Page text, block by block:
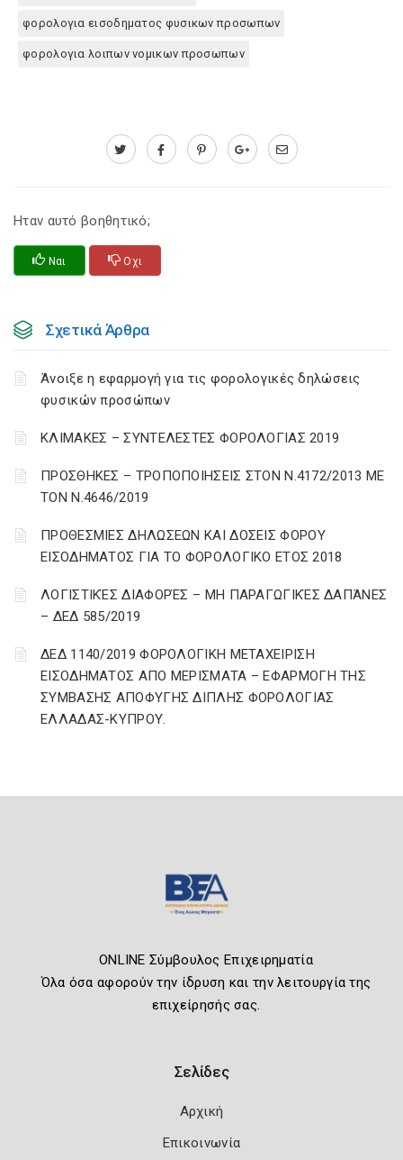
φορολογια εισοδηματος φυσικων προσωπων
φορολογια λοιπων νομικων προσωπων
Ηταν αυτό βοηθητικό;
Ναι Οχι
Σχετικά Άρθρα
Άνοιξε η εφαρμογή για τις φορολογικές δηλώσεις
φυσικών προσώπων
ΚΛΙΜΑΚΕΣ – ΣΥΝΤΕΛΕΣΤΕΣ ΦΟΡΟΛΟΓΙΑΣ 2019
ΠΡΟΣΘΗΚΕΣ – ΤΡΟΠΟΠΟΙΗΣΕΙΣ ΣΤΟΝ Ν.4172/2013 ΜΕ
ΤΟΝ Ν.4646/2019
ΠΡΟΘΕΣΜΙΕΣ ΔΗΛΩΣΕΩΝ ΚΑΙ ΔΟΣΕΙΣ ΦΟΡΟΥ
ΕΙΣΟΔΗΜΑΤΟΣ ΓΙΑ ΤΟ ΦΟΡΟΛΟΓΙΚΟ ΕΤΟΣ 2018
ΛΟΓΙΣΤΙΚΈΣ ΔΙΑΦΟΡΈΣ – ΜΗ ΠΑΡΑΓΩΓΙΚΈΣ ΔΑΠΆΝΕΣ
– ΔΕΔ 585/2019
ΔΕΔ 1140/2019 ΦΟΡΟΛΟΓΙΚΗ ΜΕΤΑΧΕΙΡΙΣΗ
ΕΙΣΟΔΗΜΑΤΟΣ ΑΠΟ ΜΕΡΙΣΜΑΤΑ – ΕΦΑΡΜΟΓΗ ΤΗΣ
ΣΥΜΒΑΣΗΣ ΑΠΟΦΥΓΗΣ ΔΙΠΛΗΣ ΦΟΡΟΛΟΓΙΑΣ
ΕΛΛΑΔΑΣ-ΚΥΠΡΟΥ.
ONLINE Σύμβουλος Επιχειρηματία
Όλα όσα αφορούν την ίδρυση και την λειτουργία της
επιχείρησής σας.
Σελίδες
Αρχική
Επικοινωνία